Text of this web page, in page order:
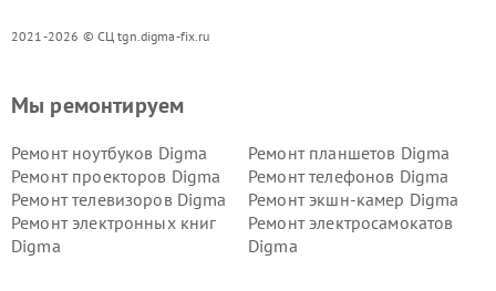
2021-2026 © СЦ tgn.digma-fix.ru
Мы ремонтируем
Ремонт ноутбуков Digma
Ремонт планшетов Digma
Ремонт проекторов Digma
Ремонт телефонов Digma
Ремонт телевизоров Digma
Ремонт экшн-камер Digma
Ремонт электронных книг
Digma
Ремонт электросамокатов
Digma